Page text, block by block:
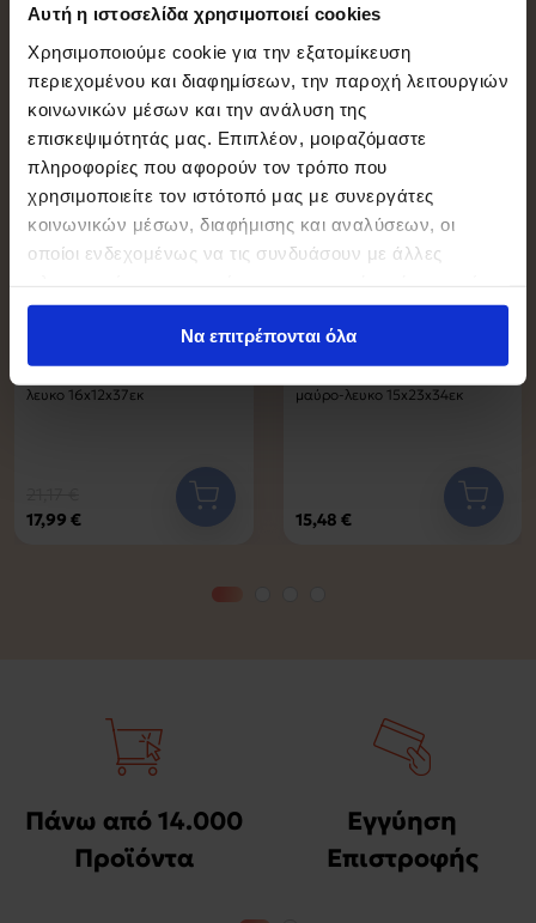
Αυτή η ιστοσελίδα χρησιμοποιεί cookies
Χρησιμοποιούμε cookie για την εξατομίκευση
περιεχομένου και διαφημίσεων, την παροχή λειτουργιών
κοινωνικών μέσων και την ανάλυση της
επισκεψιμότητάς μας. Επιπλέον, μοιραζόμαστε
πληροφορίες που αφορούν τον τρόπο που
χρησιμοποιείτε τον ιστότοπό μας με συνεργάτες
κοινωνικών μέσων, διαφήμισης και αναλύσεων, οι
οποίοι ενδεχομένως να τις συνδυάσουν με άλλες
έχουν συλλέξει σε σχέση με την από μέρους σας χρήση
των υπηρεσιών τους.Να επιτρέπονται όλα
Σχετικά Προϊόντα
λευκο 16x12x37εκ
17,99 €
μαύρο-λευκο 15x23x34εκ
15,48 €
Πάνω από 14.000
Προϊόντα
Εγγύηση
Επιστροφής